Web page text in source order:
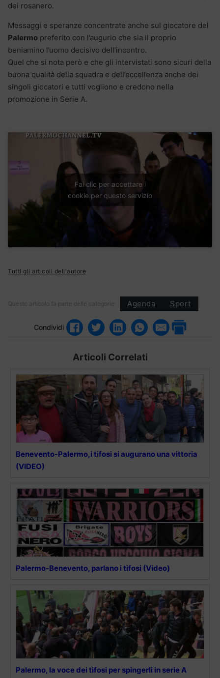
dei rosanero.
Messaggi e speranze concentrate anche sul giocatore del
Palermo preferito con l’augurio che sia il proprio
beniamino l’uomo decisivo dell’incontro.
Quel che si nota però e che gli intervistati sono sicuri della
buona qualità della squadra e dell’eccellenza anche dei
singoli giocatori e tutti vogliono e credono nella
promozione in Serie A.
Fai clic per accettare i
cookie per questo servizio
Tutti gli articoli dell'autore
Questo articolo fa parte delle categorie: Agenda Sport
Condividi
Articoli Correlati
Benevento-Palermo,i tifosi si augurano una vittoria
(VIDEO)
Palermo-Benevento, parlano i tifosi (Video)
Palermo, la voce dei tifosi per spingerli in serie A